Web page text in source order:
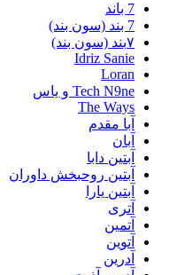
7 باند
7 بند (سون بند)
۷بند (سون بند)
Idriz Sanie
Loran
Tech N9ne و یاس
The Ways
آبا مقدم
آبان
آبتین دابا
آبتین روحبخش داوران
آبتین یارا
آتری
آتمین
آتوین
آدرین